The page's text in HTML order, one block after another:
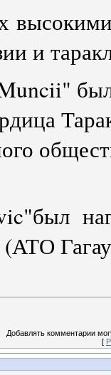
и
Добавлять комментарии
[